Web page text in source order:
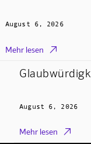
August 6, 2026
Mehr lesen 
August 6, 2026
Mehr lesen 